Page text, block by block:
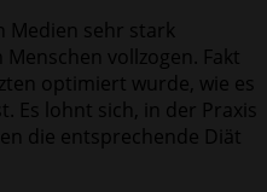
Medien sehr stark
vollzogen. Fakt
optimiert wurde, wie es
Es lohnt sich, in der Praxis
die entsprechende Diät